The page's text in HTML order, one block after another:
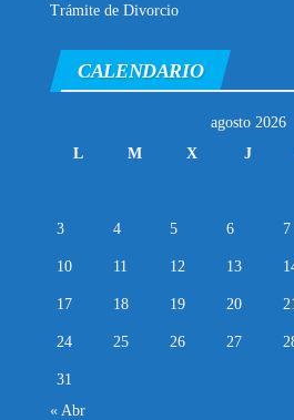
Trámite de Divorcio
CALENDARIO
agosto 2026
L
M X J
3 4 5 6 7
10 11 12 13
17 18 19 20 21
24 25 26 27
31
« Abr